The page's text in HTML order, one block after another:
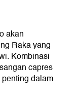
akan
Raka yang
Kombinasi
capres
dalam